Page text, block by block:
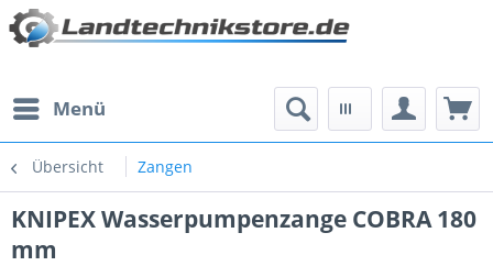
Menü
Übersicht Zangen
KNIPEX Wasserpumpenzange COBRA 180
mm